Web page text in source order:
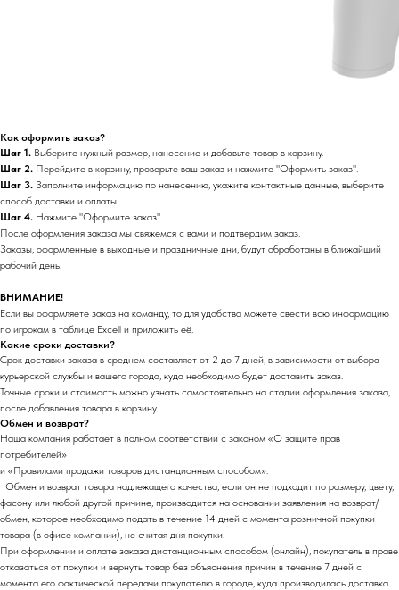
Как оформить заказ?
Шаг 1. Выберите нужный размер, нанесение и добавьте товар в корзину.
Шаг 2. Перейдите в корзину, проверьте ваш заказ и нажмите "Оформить заказ".
Шаг 3. Заполните информацию по нанесению, укажите контактные данные, выберите
способ доставки и оплаты.
Шаг 4. Нажмите "Оформите заказ".
После оформления заказа мы свяжемся с вами и подтвердим заказ.
Заказы, оформленные в выходные и праздничные дни, будут обработаны в ближайший
рабочий день.
ВНИМАНИЕ!
Если вы оформляете заказ на команду, то для удобства можете свести всю информацию
по игрокам в таблице Excell и приложить её.
Какие сроки доставки?
Срок доставки заказа в среднем составляет от 2 до 7 дней, в зависимости от выбора
курьерской службы и вашего города, куда необходимо будет доставить заказ.
Точные сроки и стоимость можно узнать самостоятельно на стадии оформления заказа,
после добавления товара в корзину.
Обмен и возврат?
Наша компания работает в полном соответствии с законом «О защите прав
потребителей»
и «Правилами продажи товаров дистанционным способом».
Обмен и возврат товара надлежащего качества, если он не подходит по размеру, цвету,
фасону или любой другой причине, производится на основании заявления на возврат/
обмен, которое необходимо подать в течение 14 дней с момента розничной покупки
товара (в офисе компании), не считая дня покупки.
При оформлении и оплате заказа дистанционным способом (онлайн), покупатель в праве
отказаться от покупки и вернуть товар без объяснения причин в течение 7 дней с
момента его фактической передачи покупателю в городе, куда производилась доставка.